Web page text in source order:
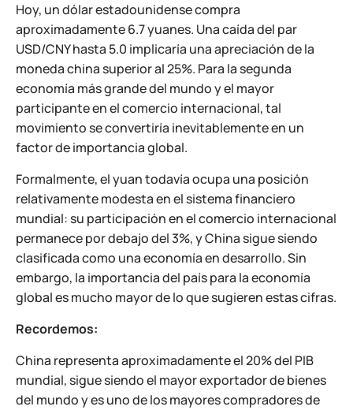
Hoy, un dólar estadounidense compra
aproximadamente 6.7 yuanes. Una caída del par
USD/CNY hasta 5.0 implicaría una apreciación de la
moneda china superior al 25%. Para la segunda
economía más grande del mundo y el mayor
participante en el comercio internacional, tal
movimiento se convertiría inevitablemente en un
factor de importancia global.
Formalmente, el yuan todavía ocupa una posición
relativamente modesta en el sistema financiero
mundial: su participación en el comercio internacional
permanece por debajo del 3%, y China sigue siendo
clasificada como una economía en desarrollo. Sin
embargo, la importancia del país para la economía
global es mucho mayor de lo que sugieren estas cifras.
Recordemos:
China representa aproximadamente el 20% del PIB
mundial, sigue siendo el mayor exportador de bienes
del mundo y es uno de los mayores compradores de